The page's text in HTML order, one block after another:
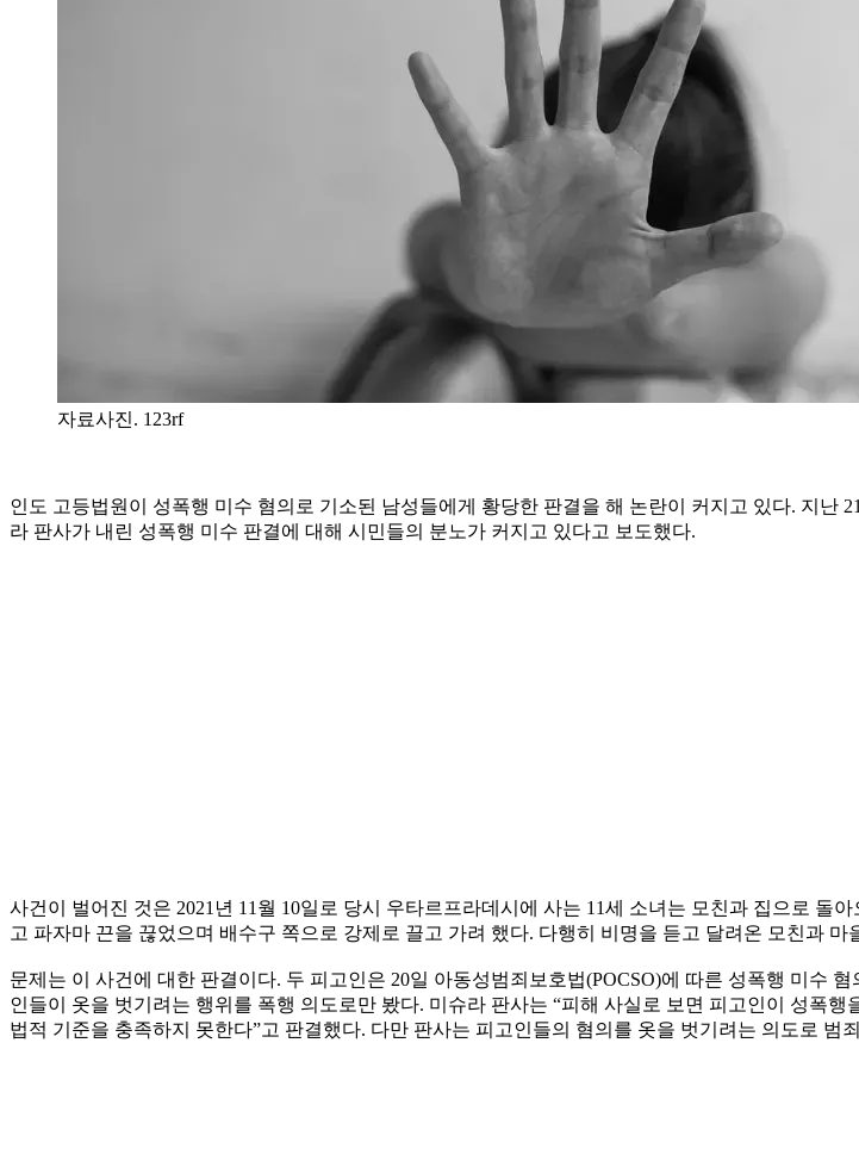
자료사진. 123rf
인도 고등법원이 성폭행 미수 혐의로 기소된 남성들에게 황당한 판결을 해 논란이 커지고 있다. 지
라 판사가 내린 성폭행 미수 판결에 대해 시민들의 분노가 커지고 있다고 보도했다.
사건이 벌어진 것은 2021년 11월 10일로 당시 우타르프라데시에 사는 11세 소녀는 모친과 집으로 돌
고 파자마 끈을 끊었으며 배수구 쪽으로 강제로 끌고 가려 했다. 다행히 비명을 듣고 달려온 모친과
문제는 이 사건에 대한 판결이다. 두 피고인은 20일 아동성범죄보호법(POCSO)에 따른 성폭행 미수
인들이 옷을 벗기려는 행위를 폭행 의도로만 봤다. 미슈라 판사는 “피해 사실로 보면 피고인이 성폭
법적 기준을 충족하지 못한다”고 판결했다. 다만 판사는 피고인들의 혐의를 옷을 벗기려는 의도로 범